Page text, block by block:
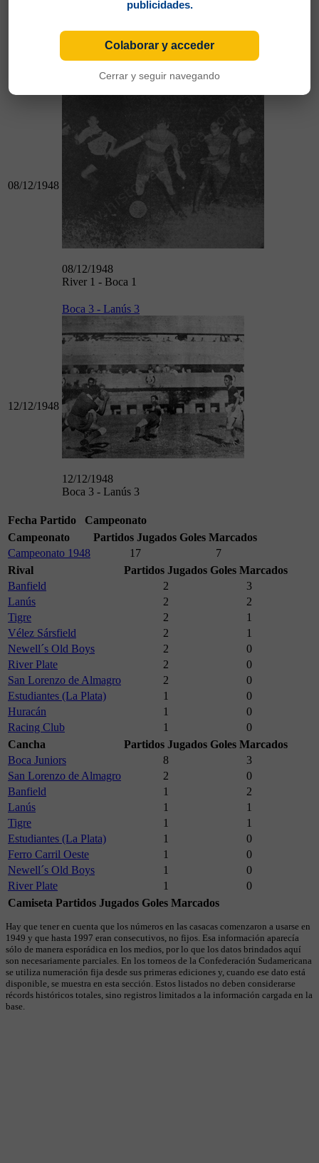
Boca 3 - Vélez 2
08/12/1948
River 1 - Boca 1
08/12/1948
River 1 - Boca 1
12/12/1948
Boca 3 - Lanús 3
12/12/1948
Boca 3 - Lanús 3
Fecha Partido
Campeonato
Campeonato
Partidos Jugados Goles Marcados
Campeonato 1948
17
7
Rival
Partidos Jugados Goles Marcados
Banfield
2
3
Lanús
2
2
Tigre
2
1
Vélez Sársfield
2
1
Newell´s Old Boys
2
0
River Plate
2
0
San Lorenzo de Almagro
2
0
Estudiantes (La Plata)
1
0
Huracán
1
0
Racing Club
1
0
Cancha
Partidos Jugados Goles Marcados
Boca Juniors
8
3
San Lorenzo de Almagro
2
0
Banfield
1
2
Lanús
1
1
Tigre
1
1
Estudiantes (La Plata)
1
0
Ferro Carril Oeste
1
0
Newell´s Old Boys
1
0
River Plate
1
0
Camiseta Partidos Jugados Goles Marcados
Hay que tener en cuenta que los números en las casacas comenzaron a usarse en
1949 y que hasta 1997 eran consecutivos, no fijos. Esa información aparecía
sólo de manera esporádica en los medios, por lo que los datos brindados aquí
son necesariamente parciales. En los torneos de la Confederación Sudamericana
se utiliza numeración fija desde sus primeras ediciones y, cuando ese dato está
disponible, se muestra en esta sección. Estos listados no deben considerarse
récords históricos totales, sino registros limitados a la información cargada en la
base.
publicidades.
Colaborar y acceder
Cerrar y seguir navegando